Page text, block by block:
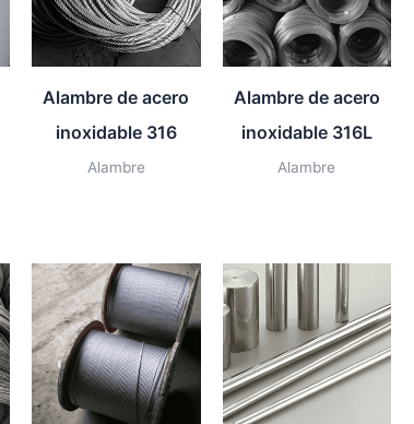
Alambre de acero
inoxidable 316
Alambre
Alambre de acero
inoxidable 316L
Alambre